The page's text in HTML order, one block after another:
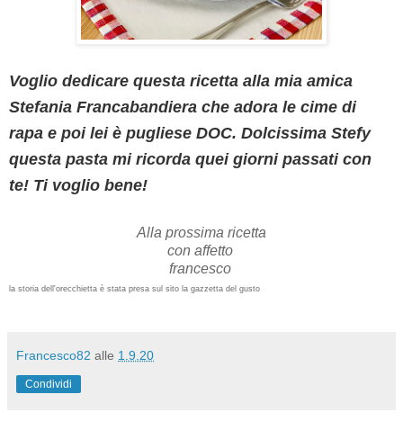
Voglio dedicare questa ricetta alla mia amica
Stefania Francabandiera che adora le cime di
rapa e poi lei è pugliese DOC. Dolcissima Stefy
questa pasta mi ricorda quei giorni passati con
te! Ti voglio bene!
Alla prossima ricetta
con affetto
francesco
la storia dell'orecchietta è stata presa sul sito la gazzetta del gusto
Francesco82 alle 1.9.20
Condividi